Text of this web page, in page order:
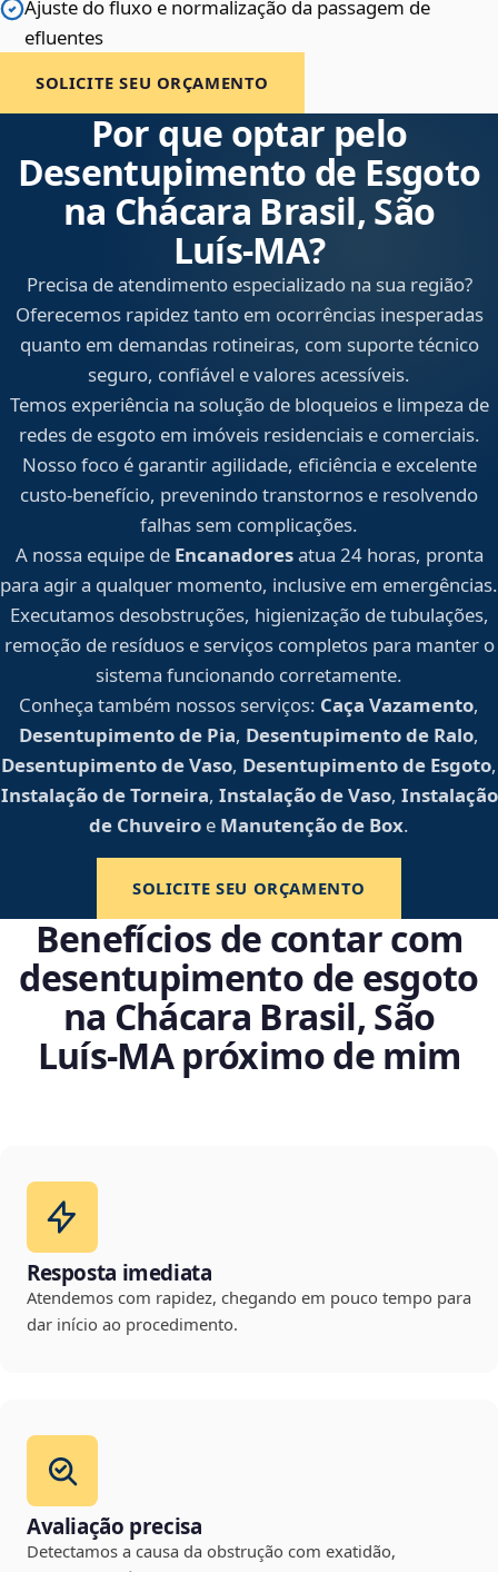
Ajuste do fluxo e normalização da passagem de
efluentes
SOLICITE SEU ORÇAMENTO
Por que optar pelo
Desentupimento de Esgoto
na Chácara Brasil, São
Luís‑MA?
Precisa de atendimento especializado na sua região?
Oferecemos rapidez tanto em ocorrências inesperadas
quanto em demandas rotineiras, com suporte técnico
seguro, confiável e valores acessíveis.
Temos experiência na solução de bloqueios e limpeza de
redes de esgoto em imóveis residenciais e comerciais.
Nosso foco é garantir agilidade, eficiência e excelente
custo-benefício, prevenindo transtornos e resolvendo
falhas sem complicações.
A nossa equipe de Encanadoresatua 24 horas, pronta
para agir a qualquer momento, inclusive em emergências.
Executamos desobstruções, higienização de tubulações,
remoção de resíduos e serviços completos para manter o
sistema funcionando corretamente.
Conheça também nossos serviços: Caça Vazamento,
Desentupimento de Pia, Desentupimento de Ralo,
Desentupimento de Vaso, Desentupimento de Esgoto,
Instalação de Torneira, Instalação de Vaso, Instalação
de Chuveiro e Manutenção de Box.
SOLICITE SEU ORÇAMENTO
Benefícios de contar com
desentupimento de esgoto
na Chácara Brasil, São
Luís‑MA próximo de mim
Resposta imediata
Atendemos com rapidez, chegando em pouco tempo para
dar início ao procedimento.
Avaliação precisa
Detectamos a causa da obstrução com exatidão,